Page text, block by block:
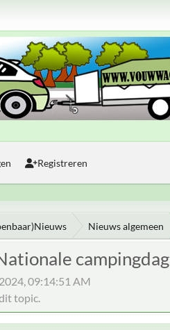
Registreren
Nieuws algemeen
campingdag
09:14:51 AM
topic.